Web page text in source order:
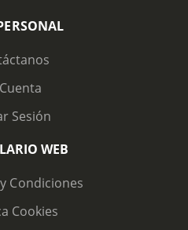
Sesión
WEB
Condiciones
Cookies